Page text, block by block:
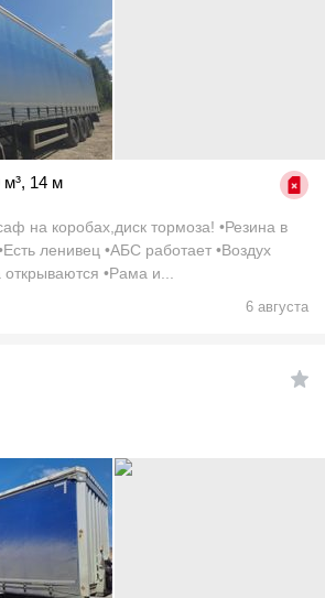
м³, 14 м
на коробах,диск тормоза! •Резина в
ленивeц •AБC paбoтает •Вoздух
•Pамa и...
6 августа